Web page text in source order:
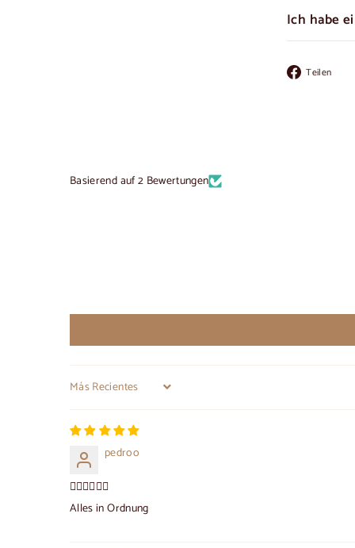
Ich habe
Teilen
Basierend auf 2 Bewertungen
Sort by
pedroo
👍🏻👍🏻👍🏻
Alles in Ordnung